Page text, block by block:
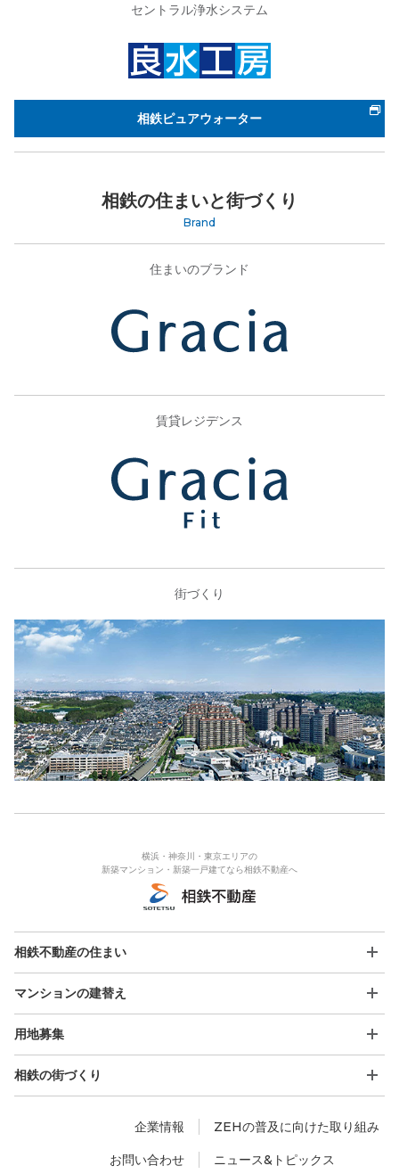
セントラル浄水システム
相鉄ピュアウォーター
相鉄の住まいと街づくり
Brand
住まいのブランド
賃貸レジデンス
街づくり
横浜・神奈川・東京エリアの
新築マンション・新築一戸建てなら相鉄不動産へ
相鉄不動産の住まい
マンションの建替え
用地募集
相鉄の街づくり
企業情報 ZEHの普及に向けた取り組み
お問い合わせ ニュース&トピックス